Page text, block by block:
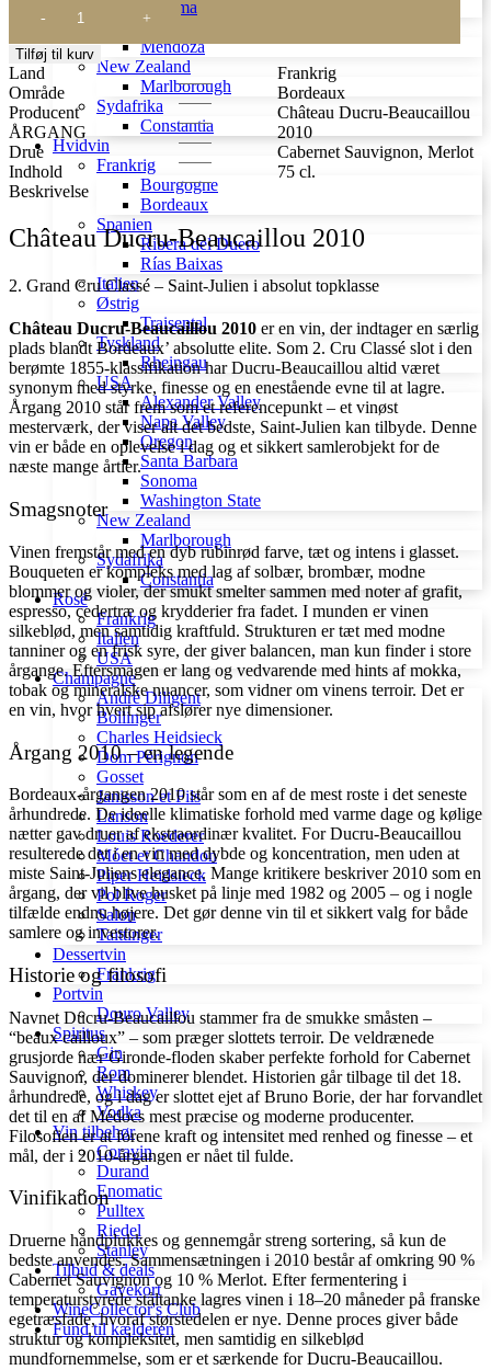
Sonoma
Argentina
Mendoza
New Zealand
Marlborough
Sydafrika
Constantia
Hvidvin
Frankrig
Bourgogne
Bordeaux
Spanien
Ribera del Duero
Rías Baixas
Italien
Østrig
Traisental
Tyskland
Rheingau
USA
Alexander Valley
Napa Valley
Oregon
Santa Barbara
Sonoma
Washington State
New Zealand
Marlborough
Sydafrika
Constantia
Rosé
Frankrig
Italien
USA
Champagne
André Diligent
Bollinger
Charles Heidsieck
Dom Pérignon
Gosset
Janisson et Fils
Lanson
Louis Roederer
Móet et Chandon
Piper Heidsieck
Pol Roger
Salon
Taittinger
Dessertvin
Frankrig
Portvin
Douro Valley
Spiritus
Gin
Rom
Whiskey
Vodka
Vin tilbehør
Coravin
Durand
Enomatic
Pulltex
Riedel
Stanley
Tilbud & deals
Gavekort
WineCollector's Club
Fund til kælderen
Ducru-
Beaucaillou
2010
antal
Tilføj til kurv
Land
Frankrig
Område
Bordeaux
Producent
Château Ducru-Beaucaillou
ÅRGANG
2010
Drue
Cabernet Sauvignon, Merlot
Indhold
75 cl.
Beskrivelse
Château Ducru-Beaucaillou 2010
2. Grand Cru Classé – Saint-Julien i absolut topklasse
Château Ducru-Beaucaillou 2010 er en vin, der indtager en særlig
plads blandt Bordeaux’ absolutte elite. Som 2. Cru Classé slot i den
berømte 1855-klassifikation har Ducru-Beaucaillou altid været
synonym med styrke, finesse og en enestående evne til at lagre.
Årgang 2010 står frem som et referencepunkt – et vinøst
mesterværk, der viser alt det bedste, Saint-Julien kan tilbyde. Denne
vin er både en oplevelse i dag og et sikkert samlerobjekt for de
næste mange årtier.
Smagsnoter
Vinen fremstår med en dyb rubinrød farve, tæt og intens i glasset.
Bouqueten er kompleks med lag af solbær, brombær, modne
blommer og violer, der smukt smelter sammen med noter af grafit,
espresso, cedertræ og krydderier fra fadet. I munden er vinen
silkeblød, men samtidig kraftfuld. Strukturen er tæt med modne
tanniner og en frisk syre, der giver balancen, man kun finder i store
årgange. Eftersmagen er lang og vedvarende med hints af mokka,
tobak og mineralske nuancer, som vidner om vinens terroir. Det er
en vin, hvor hvert sip afslører nye dimensioner.
Årgang 2010 – en legende
Bordeaux-årgangen 2010 står som en af de mest roste i det seneste
århundrede. De ideelle klimatiske forhold med varme dage og kølige
nætter gav druer af ekstraordinær kvalitet. For Ducru-Beaucaillou
resulterede det i en vin med dybde og koncentration, men uden at
miste Saint-Juliens elegance. Mange kritikere beskriver 2010 som en
årgang, der vil blive husket på linje med 1982 og 2005 – og i nogle
tilfælde endnu højere. Det gør denne vin til et sikkert valg for både
samlere og investorer.
Historie og filosofi
Navnet Ducru-Beaucaillou stammer fra de smukke småsten –
“beaux cailloux” – som præger slottets terroir. De veldrænede
grusjorde nær Gironde-floden skaber perfekte forhold for Cabernet
Sauvignon, der dominerer blendet. Historien går tilbage til det 18.
århundrede, og i dag er slottet ejet af Bruno Borie, der har forvandlet
det til en af Médocs mest præcise og moderne producenter.
Filosofien er at forene kraft og intensitet med renhed og finesse – et
mål, der i 2010-årgangen er nået til fulde.
Vinifikation
Druerne håndplukkes og gennemgår streng sortering, så kun de
bedste anvendes. Sammensætningen i 2010 består af omkring 90 %
Cabernet Sauvignon og 10 % Merlot. Efter fermentering i
temperaturstyrede ståltanke lagres vinen i 18–20 måneder på franske
egetræsfade, hvoraf størstedelen er nye. Denne proces giver både
struktur og kompleksitet, men samtidig en silkeblød
mundfornemmelse, som er et særkende for Ducru-Beaucaillou.